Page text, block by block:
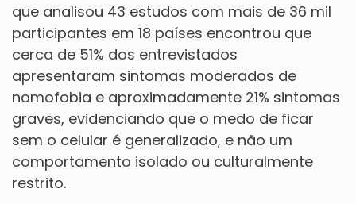
que analisou 43 estudos com mais de 36 mil
participantes em 18 países encontrou que
cerca de 51% dos entrevistados
apresentaram sintomas moderados de
nomofobia e aproximadamente 21% sintomas
graves, evidenciando que o medo de ficar
sem o celular é generalizado, e não um
comportamento isolado ou culturalmente
restrito.